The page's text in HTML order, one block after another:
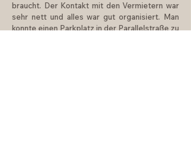
braucht. Der Kontakt mit den Vermietern war
sehr nett und alles war gut organisiert. Man
konnte einen Parkplatz in der Parallelstraße zu